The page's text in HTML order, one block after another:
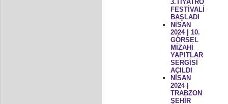
3.TİYATRO
FESTİVALİ
BAŞLADI
NİSAN
2024 | 10.
GÖRSEL
MİZAHİ
YAPITLAR
SERGİSİ
AÇILDI
NİSAN
2024 |
TRABZON
ŞEHİR